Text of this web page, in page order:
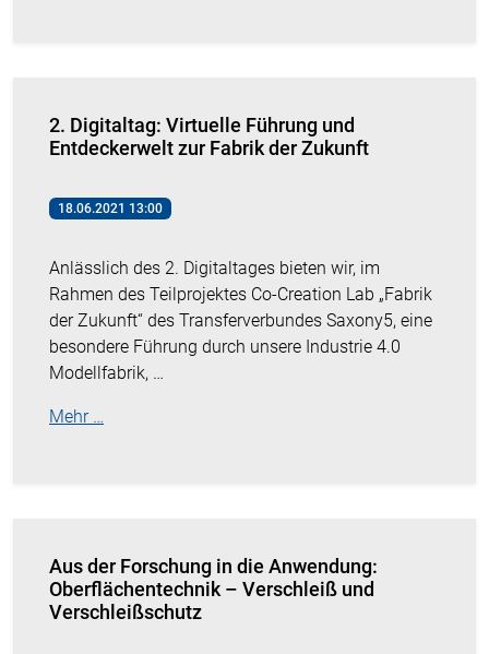
2. Digitaltag: Virtuelle Führung und
Entdeckerwelt zur Fabrik der Zukunft
18.06.2021 13:00
Anlässlich des 2. Digitaltages bieten wir, im
Rahmen des Teilprojektes Co-Creation Lab „Fabrik
der Zukunft“ des Transferverbundes Saxony5, eine
besondere Führung durch unsere Industrie 4.0
Modellfabrik, …
Mehr …
Aus der Forschung in die Anwendung:
Oberflächentechnik – Verschleiß und
Verschleißschutz